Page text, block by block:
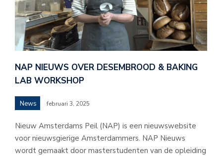
NAP NIEUWS OVER DESEMBROOD & BAKING
LAB WORKSHOP
News februari 3, 2025
Nieuw Amsterdams Peil (NAP) is een nieuwswebsite
voor nieuwsgierige Amsterdammers. NAP Nieuws
wordt gemaakt door masterstudenten van de opleiding